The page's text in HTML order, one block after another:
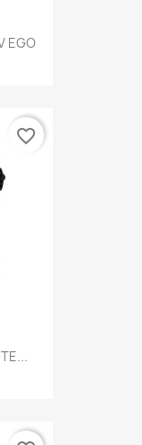
EGO
favorite_border